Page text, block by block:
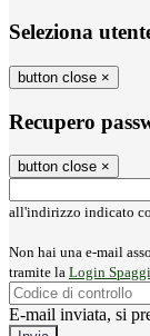
Seleziona
button close ×
Recupero
button close ×
all'indirizzo indicato
Non hai una e-mail
tramite la Login
E-mail inviata, si